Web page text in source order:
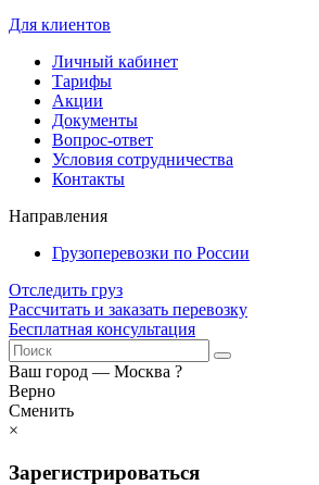
Для клиентов
Личный кабинет
Тарифы
Акции
Документы
Вопрос-ответ
Условия сотрудничества
Контакты
Направления
Грузоперевозки по России
Отследить груз
Рассчитать и заказать перевозку
Бесплатная консультация
Ваш город — Москва ?
Верно
Сменить
×
Зарегистрироваться